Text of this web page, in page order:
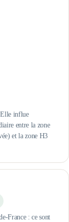
Elle influe
entre la zone
et la zone H3
France : ce sont